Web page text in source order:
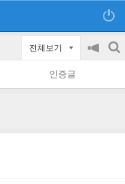
전체보기
공
on/off
검
인증글